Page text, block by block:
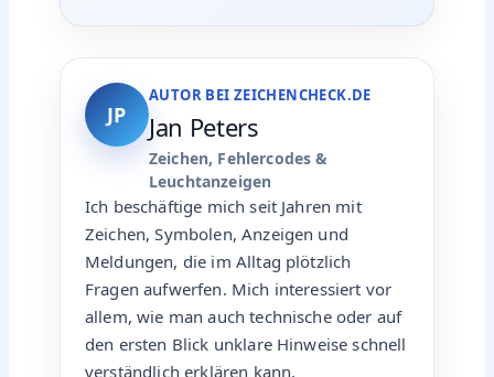
JP
AUTOR BEI ZEICHENCHECK.DE
Jan Peters
Zeichen, Fehlercodes &
Leuchtanzeigen
Ich beschäftige mich seit Jahren mit
Zeichen, Symbolen, Anzeigen und
Meldungen, die im Alltag plötzlich
Fragen aufwerfen. Mich interessiert vor
allem, wie man auch technische oder auf
den ersten Blick unklare Hinweise schnell
verständlich erklären kann.